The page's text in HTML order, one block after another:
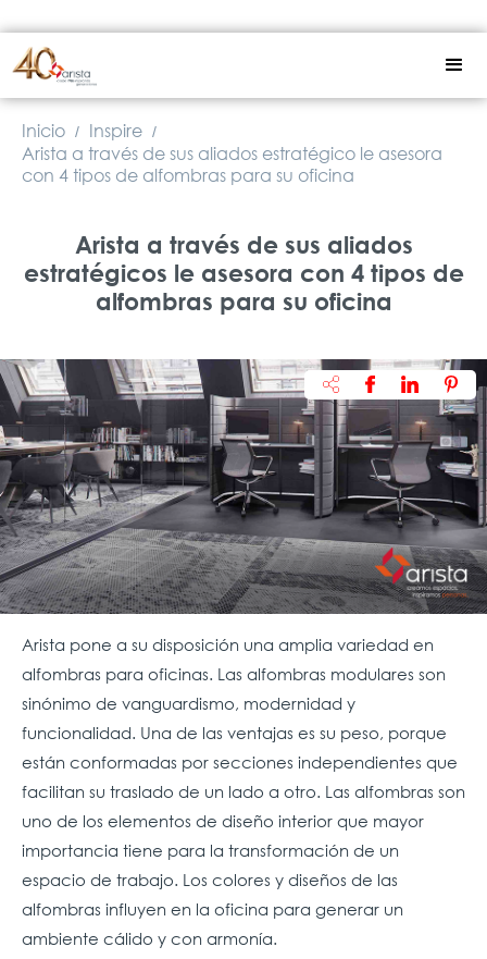
Inicio / Inspire /
Arista a través de sus aliados estratégico le asesora
con 4 tipos de alfombras para su oficina
Arista a través de sus aliados
estratégicos le asesora con 4 tipos de
alfombras para su oficina
Arista pone a su disposición una amplia variedad en
alfombras para oficinas. Las alfombras modulares son
sinónimo de vanguardismo, modernidad y
funcionalidad. Una de las ventajas es su peso, porque
están conformadas por secciones independientes que
facilitan su traslado de un lado a otro. Las alfombras son
uno de los elementos de diseño interior que mayor
importancia tiene para la transformación de un
espacio de trabajo. Los colores y diseños de las
alfombras influyen en la oficina para generar un
ambiente cálido y con armonía.